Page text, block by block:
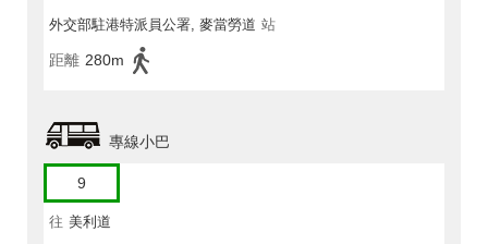
外交部駐港特派員公署, 麥當勞道 站
距離 280m
專線小巴
9
往 美利道